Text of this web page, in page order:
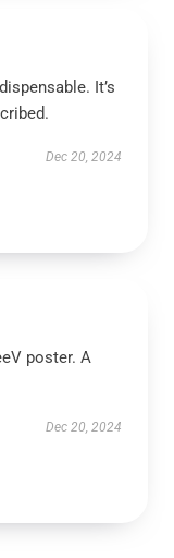
It’s
Dec 20, 2024
poster. A
Dec 20, 2024